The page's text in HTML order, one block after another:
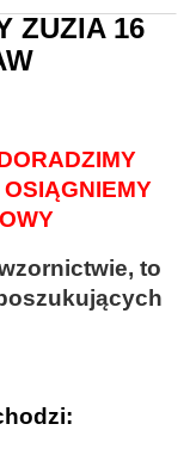
ZUZIA 16
to